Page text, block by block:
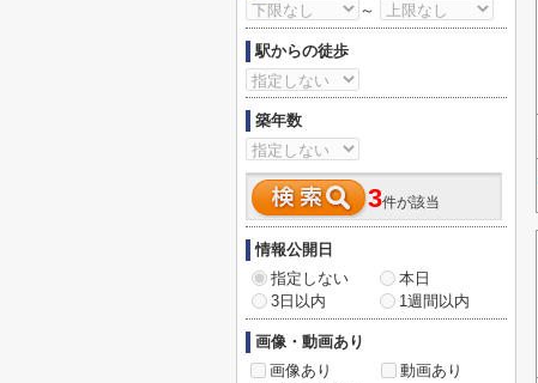
～
駅からの徒歩
築年数
3件が該当
情報公開日
指定しない
本日
3日以内
1週間以内
画像・動画あり
画像あり
動画あり